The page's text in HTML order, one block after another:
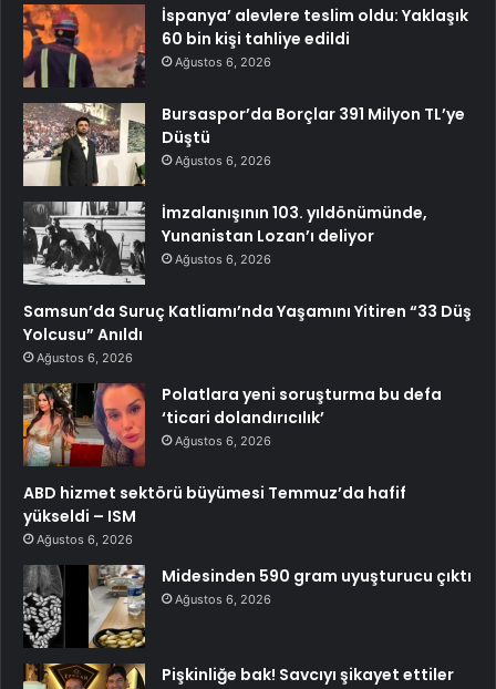
İspanya’ alevlere teslim oldu: Yaklaşık
60 bin kişi tahliye edildi
Ağustos 6, 2026
Bursaspor’da Borçlar 391 Milyon TL’ye
Düştü
Ağustos 6, 2026
İmzalanışının 103. yıldönümünde,
Yunanistan Lozan’ı deliyor
Ağustos 6, 2026
Samsun’da Suruç Katliamı’nda Yaşamını Yitiren “33 Düş
Yolcusu” Anıldı
Ağustos 6, 2026
Polatlara yeni soruşturma bu defa
‘ticari dolandırıcılık’
Ağustos 6, 2026
ABD hizmet sektörü büyümesi Temmuz’da hafif
yükseldi – ISM
Ağustos 6, 2026
Midesinden 590 gram uyuşturucu çıktı
Ağustos 6, 2026
Pişkinliğe bak! Savcıyı şikayet ettiler